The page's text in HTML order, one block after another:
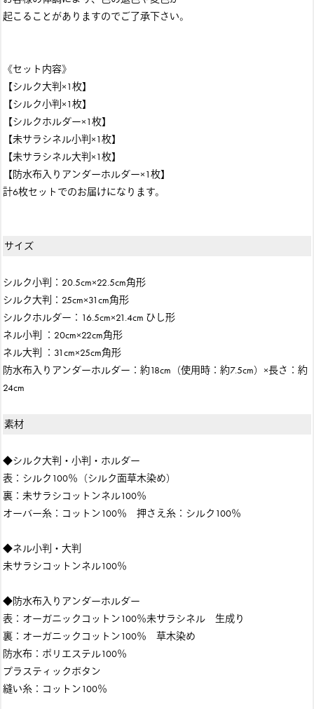
起こることがありますのでご了承下さい。
《セット内容》
【シルク大判×1枚】
【シルク小判×1枚】
【シルクホルダー×1枚】
【未サラシネル小判×1枚】
【未サラシネル大判×1枚】
【防水布入りアンダーホルダー×1枚】
計6枚セットでのお届けになります。
サイズ
シルク小判：20.5cm×22.5cm角形
シルク大判：25cm×31cm角形
シルクホルダー：16.5cm×21.4cm ひし形
ネル小判 ：20cm×22cm角形
ネル大判 ：31cm×25cm角形
防水布入りアンダーホルダー：約18cm（使用時：約7.5cm）×長さ：約
24cm
素材
◆シルク大判・小判・ホルダー
表：シルク100％（シルク面草木染め）
裏：未サラシコットンネル100％
オーバー糸：コットン100％ 押さえ糸：シルク100％
◆ネル小判・大判
未サラシコットンネル100％
◆防水布入りアンダーホルダー
表：オーガニックコットン100％未サラシネル 生成り
裏：オーガニックコットン100％ 草木染め
防水布：ポリエステル100％
プラスティックボタン
縫い糸：コットン100％